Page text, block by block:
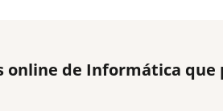
online de Informática